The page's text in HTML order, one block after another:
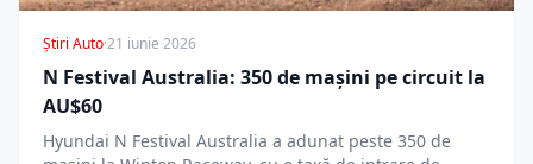
Știri Auto·21 iunie 2026
N Festival Australia: 350 de mașini pe circuit la
AU$60
Hyundai N Festival Australia a adunat peste 350 de